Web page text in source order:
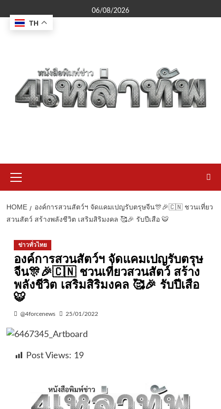
to
content
06/08/2026
Menu
HOME
องค์การสวนสัตว์ฯ จัดแคมเปญรับตรุษจีน🎊🎉🇨🇳 ชวนเที่ยว
สวนสัตว์ สร้างพลังชีวิต เสริมสิริมงคล 🥰🎉 รับปีเสือ 🐯
ข่าวทั่วไทย
องค์การสวนสัตว์ฯ จัดแคมเปญรับตรุษ
จีน🎊🎉🇨🇳 ชวนเที่ยวสวนสัตว์ สร้าง
พลังชีวิต เสริมสิริมงคล 🥰🎉 รับปีเสือ
🐯
@4forcenews 25/01/2022
Post Views: 19
TH